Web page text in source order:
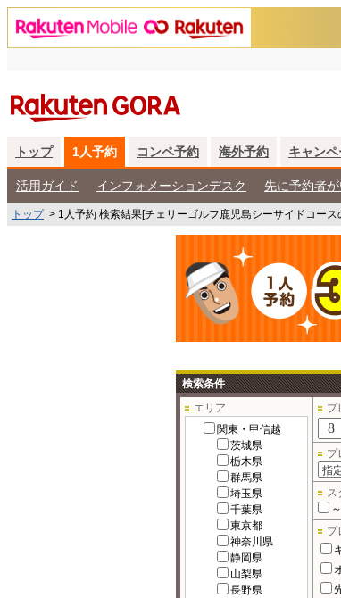
トップ 1人予約 コンペ予約 海外予約 キャン
活用ガイド インフォメーションデスク 先に予約者
トップ> 1人予約 検索結果[チェリーゴルフ鹿児島シーサイドコース
検索条件
エリア
関東・甲信越
茨城県
栃木県
群馬県
埼玉県
千葉県
東京都
神奈川県
静岡県
山梨県
長野県
プ
プ
ス
プ